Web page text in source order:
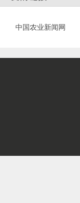
中国农业新闻网